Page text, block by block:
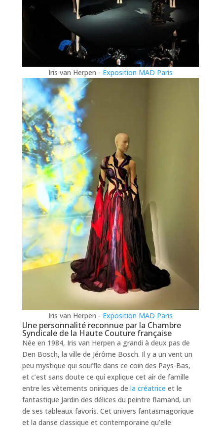
Iris van Herpen - Exposition MAD Paris
Iris van Herpen - Exposition MAD Paris
Une personnalité reconnue par la Chambre
Syndicale de la Haute Couture française
Née en 1984, Iris van Herpen a grandi à deux pas de
Den Bosch, la ville de Jérôme Bosch. Il y a un vent un
peu mystique qui souffle dans ce coin des Pays-Bas,
et c’est sans doute ce qui explique cet air de famille
entre les vêtements oniriques de la créatrice et le
fantastique Jardin des délices du peintre flamand, un
de ses tableaux favoris. Cet univers fantasmagorique
et la danse classique et contemporaine qu’elle